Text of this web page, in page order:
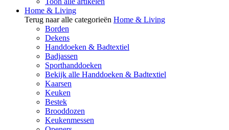
Home & Living
Terug naar alle categorieën Home & Living
Borden
Dekens
Handdoeken & Badtextiel
Badjassen
Sporthanddoeken
Bekijk alle Handdoeken & Badtextiel
Kaarsen
Keuken
Bestek
Brooddozen
Keukenmessen